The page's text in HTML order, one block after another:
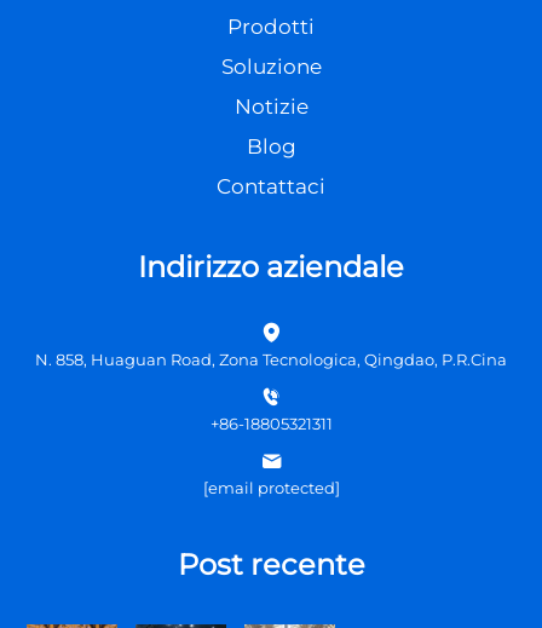
Prodotti
Soluzione
Notizie
Blog
Contattaci
Indirizzo aziendale
N. 858, Huaguan Road, Zona Tecnologica, Qingdao, P.R.Cina
+86-18805321311
[email protected]
Post recente